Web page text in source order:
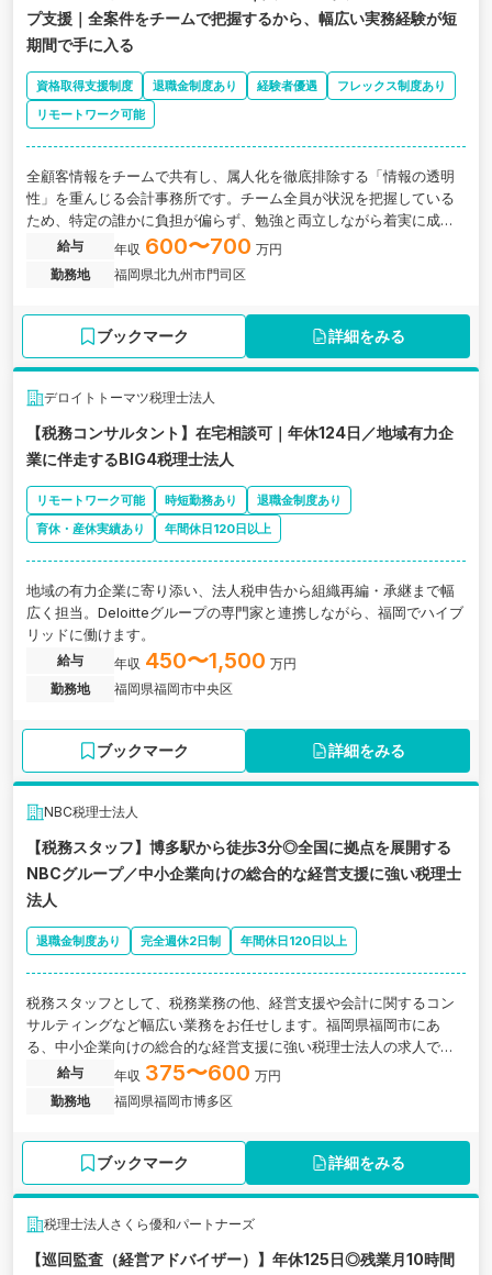
プ支援｜全案件をチームで把握するから、幅広い実務経験が短
期間で手に入る
資格取得支援制度 退職金制度あり 経験者優遇
フレックス制度あり
リモートワーク可能
全顧客情報をチームで共有し、属人化を徹底排除する「情報の透明
性」を重んじる会計事務所です。チーム全員が状況を把握している
ため、特定の誰かに負担が偏らず、勉強と両立しながら着実に成長
できる体制です。
給与 年収 600〜700 万円
勤務地
福岡県北九州市門司区
ブックマーク 詳細をみる
デロイトトーマツ税理士法人
【税務コンサルタント】在宅相談可｜年休124日／地域有力企
業に伴走するBIG4税理士法人
リモートワーク可能 時短勤務あり
退職金制度あり
育休・産休実績あり
年間休日120日以上
地域の有力企業に寄り添い、法人税申告から組織再編・承継まで幅
広く担当。Deloitteグループの専門家と連携しながら、福岡でハイブ
リッドに働けます。
給与 年収 450〜1,500 万円
勤務地
福岡県福岡市中央区
ブックマーク 詳細をみる
NBC税理士法人
【税務スタッフ】博多駅から徒歩3分◎全国に拠点を展開する
NBCグループ／中小企業向けの総合的な経営支援に強い税理士
法人
退職金制度あり 完全週休2日制 年間休日120日以上
税務スタッフとして、税務業務の他、経営支援や会計に関するコン
サルティングなど幅広い業務をお任せします。福岡県福岡市にあ
る、中小企業向けの総合的な経営支援に強い税理士法人の求人で
給与 年収 375〜600 万円
勤務地
福岡県福岡市博多区
ブックマーク 詳細をみる
税理士法人さくら優和パートナーズ
【巡回監査（経営アドバイザー）】年休125日◎残業月10時間